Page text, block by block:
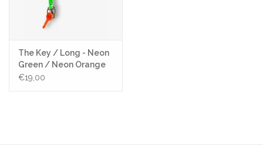
The Key / Long - Neon
Green / Neon Orange
key
€19,00